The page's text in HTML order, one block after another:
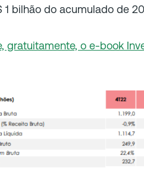
1 bilhão do acumulado de
gratuitamente, o e-book